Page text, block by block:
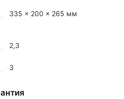
335 x 200 x 265 мм
2,3
3